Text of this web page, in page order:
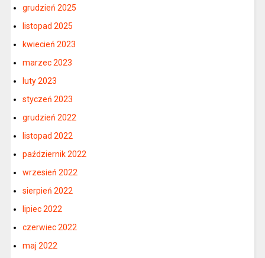
grudzień 2025
listopad 2025
kwiecień 2023
marzec 2023
luty 2023
styczeń 2023
grudzień 2022
listopad 2022
październik 2022
wrzesień 2022
sierpień 2022
lipiec 2022
czerwiec 2022
maj 2022